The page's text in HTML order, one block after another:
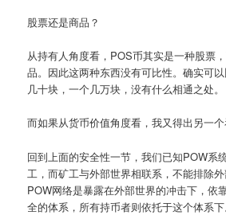
股票还是商品？
从持有人角度看，POS币其实是一种股票
品。因此这两种东西没有可比性。确实可
几十块，一个几万块，没有什么相通之处。
而如果从货币价值角度看，我又得出另一个
回到上面的安全性一节，我们已知POW系
工，而矿工与外部世界相联系，不能排除
POW网络是暴露在外部世界的冲击下，依
全的体系，所有持币者则依托于这个体系下